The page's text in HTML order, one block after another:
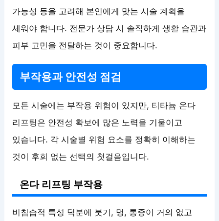
가능성 등을 고려해 본인에게 맞는 시술 계획을
세워야 합니다. 전문가 상담 시 솔직하게 생활 습관과
피부 고민을 전달하는 것이 중요합니다.
부작용과 안전성 점검
모든 시술에는 부작용 위험이 있지만, 티타늄 온다
리프팅은 안전성 확보에 많은 노력을 기울이고
있습니다. 각 시술별 위험 요소를 정확히 이해하는
것이 후회 없는 선택의 첫걸음입니다.
온다 리프팅 부작용
비침습적 특성 덕분에 붓기, 멍, 통증이 거의 없고